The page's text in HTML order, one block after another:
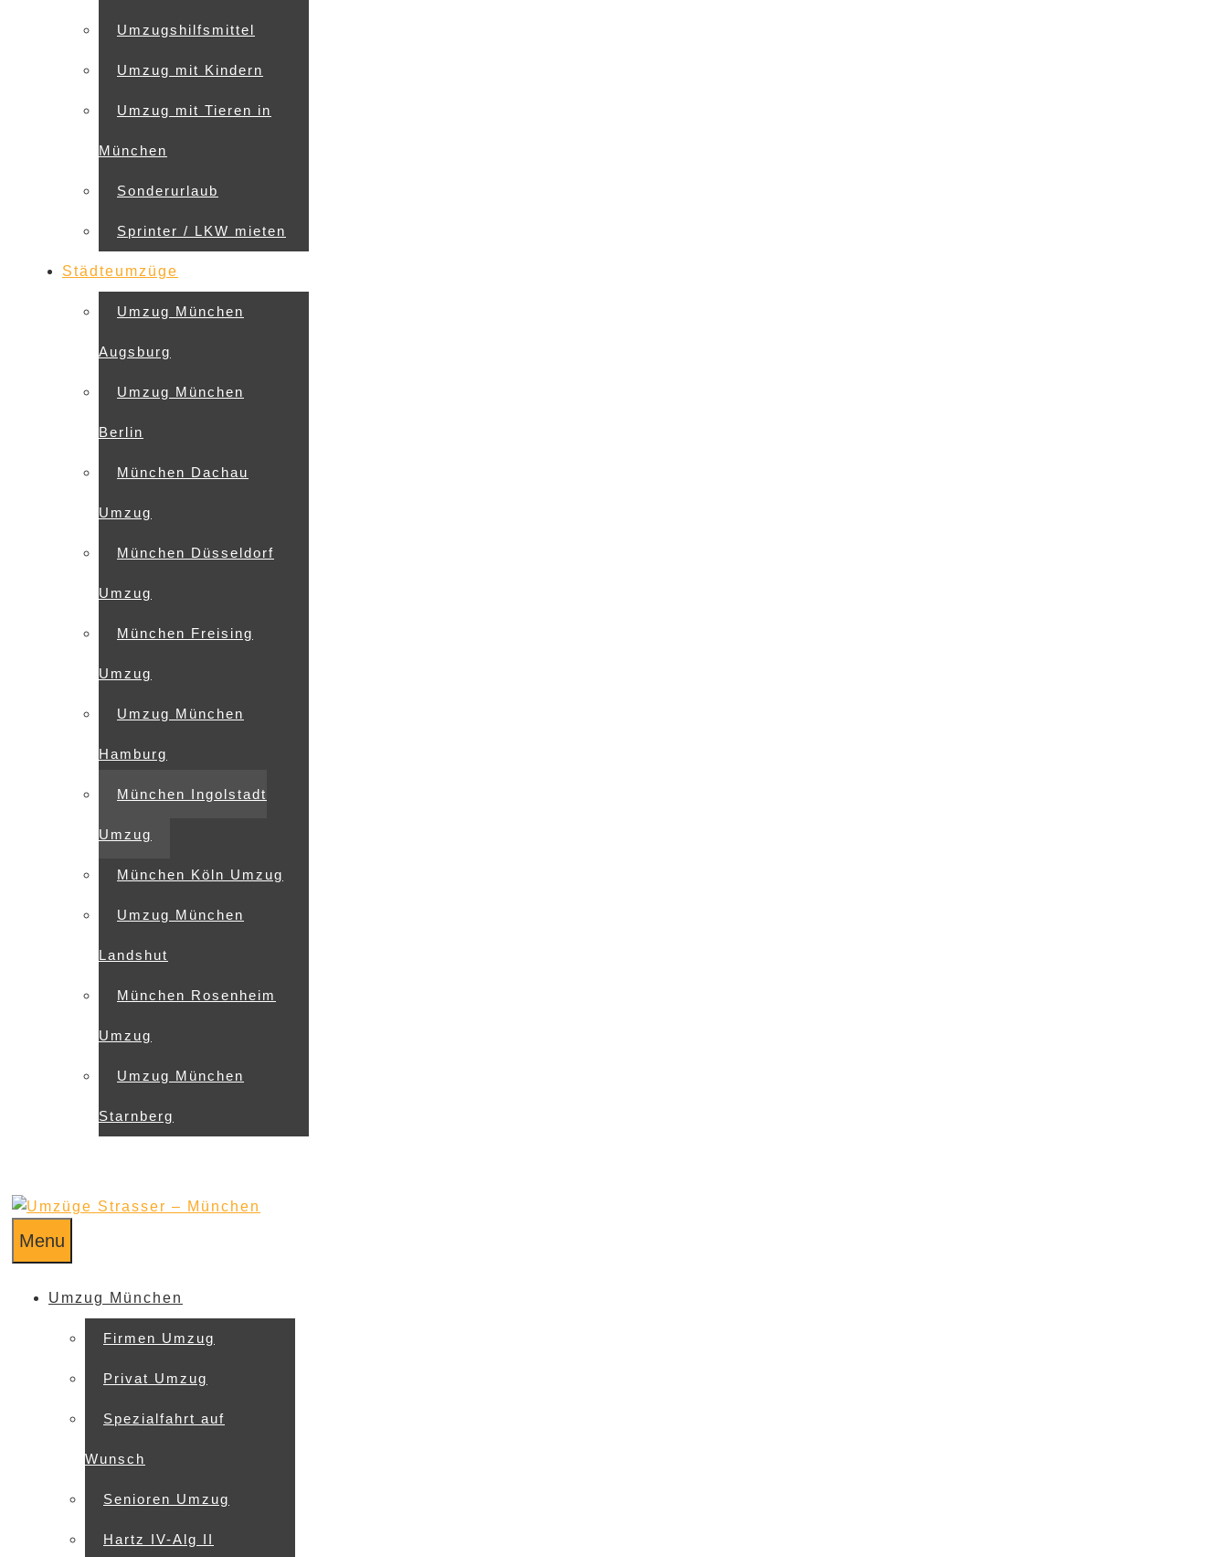
Umzugshilfsmittel
Umzug mit Kindern
Umzug mit Tieren in
München
Sonderurlaub
Sprinter / LKW mieten
Städteumzüge
Umzug München
Augsburg
Umzug München
Berlin
München Dachau
Umzug
München Düsseldorf
Umzug
München Freising
Umzug
Umzug München
Hamburg
München Ingolstadt
Umzug
München Köln Umzug
Umzug München
Landshut
München Rosenheim
Umzug
Umzug München
Starnberg
Menu
Umzug München
Firmen Umzug
Privat Umzug
Spezialfahrt auf
Wunsch
Senioren Umzug
Hartz IV-Alg II